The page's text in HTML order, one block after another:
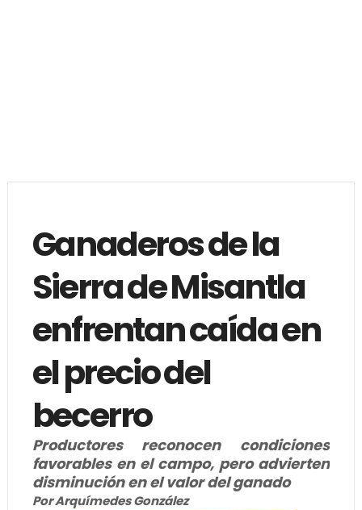
Ganaderos de la
Sierra de Misantla
enfrentan caída en
el precio del
becerro
Productores reconocen condiciones
favorables en el campo, pero advierten
disminución en el valor del ganado
Por Arquímedes González